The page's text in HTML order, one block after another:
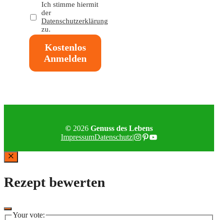
Ich stimme hiermit
der
Datenschutzerklärung
zu.
Kostenlos
Anmelden
© 2026 Genuss des Lebens
ImpressumDatenschutz|
Schließen
Rezept bewerten
Your vote: